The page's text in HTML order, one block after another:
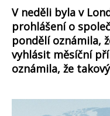
V neděli byla v
prohlášení o
pondělí oznámila,
vyhlásit měsíční
oznámila, že